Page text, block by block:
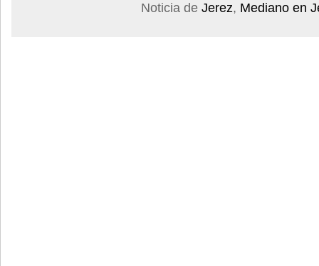
Noticia de Jerez, Mediano en